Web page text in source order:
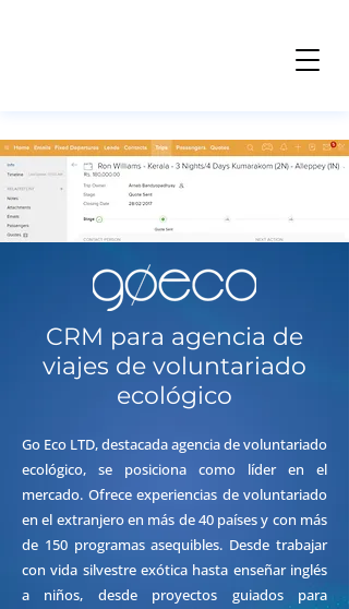
CRM para agencia de
viajes de voluntariado
ecológico
Go Eco LTD, destacada agencia de voluntariado
ecológico, se posiciona como líder en el
mercado. Ofrece experiencias de voluntariado
en el extranjero en más de 40 países y con más
de 150 programas asequibles. Desde trabajar
con vida silvestre exótica hasta enseñar inglés
a niños, desde proyectos guiados para